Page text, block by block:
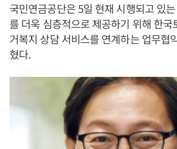
국민연금공단은 5일 현재 시행되고 있
를 더욱 심층적으로 제공하기 위해 한
거복지 상담 서비스를 연계하는 업무협
혔다.